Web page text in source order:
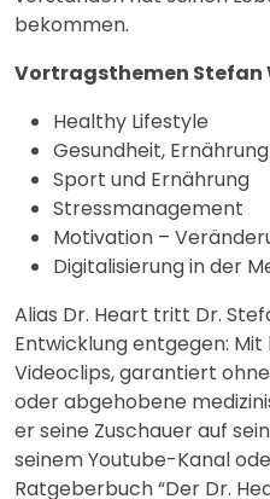
bekommen.
Vortragsthemen Stefan
Healthy Lifestyle
Gesundheit, Ernährung
Sport und Ernährung
Stressmanagement
Motivation –
Digitalisierung in der
Alias Dr. Heart tritt Dr.
Entwicklung entgegen:
Videoclips, garantiert
oder abgehobene
er seine Zuschauer auf
seinem Youtube-Kanal
Ratgeberbuch “Der Dr.